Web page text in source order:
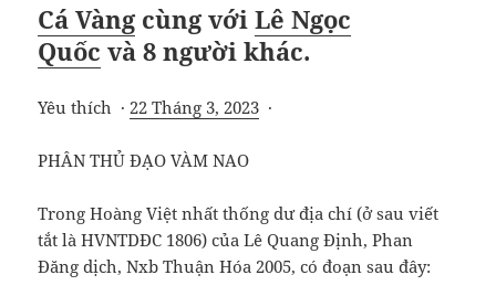
Cá Vàngcùng vớiLê Ngọc
Quốc và8 người khác.
Yêu thích · 22 Tháng 3, 2023 ·
PHÂN THỦ ĐẠO VÀM NAO
Trong Hoàng Việt nhất thống dư địa chí (ở sau viết
tắt là HVNTDĐC 1806) của Lê Quang Định, Phan
Đăng dịch, Nxb Thuận Hóa 2005, có đoạn sau đây: